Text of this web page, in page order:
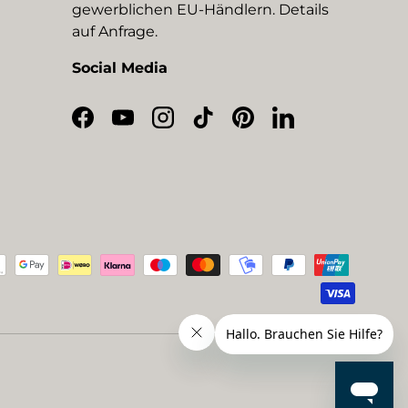
gewerblichen EU-Händlern. Details
auf Anfrage.
Social Media
Facebook
YouTubeInstagram
TikTokPinterestLinkedIn